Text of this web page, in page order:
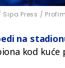
/ Sipa Press /
na
kod kuće